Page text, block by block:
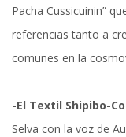
Pacha Cussicuinin”
referencias tanto a
comunes en la
-El Textil Shipibo-
Selva con la voz de